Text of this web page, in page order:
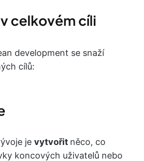
celkovém cíli
development se snaží
cílů:
je vytvořit něco, co
koncových uživatelů nebo